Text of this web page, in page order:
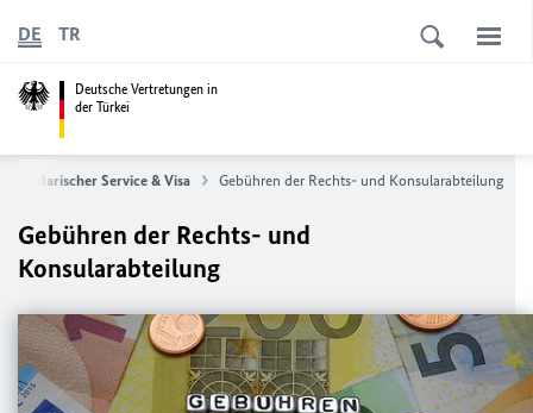
Deutsche Vertretungen in
der Türkei
DE TR
Konsularischer Service & Visa Gebühren der Rechts- und Konsularabteilung
Gebühren der Rechts- und
Konsularabteilung